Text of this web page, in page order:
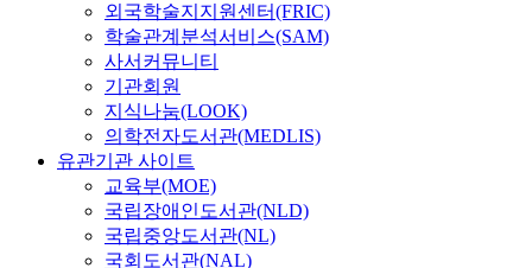
외국학술지지원센터(FRIC)
학술관계분석서비스(SAM)
사서커뮤니티
기관회원
지식나눔(LOOK)
의학전자도서관(MEDLIS)
유관기관 사이트
교육부(MOE)
국립장애인도서관(NLD)
국립중앙도서관(NL)
국회도서관(NAL)